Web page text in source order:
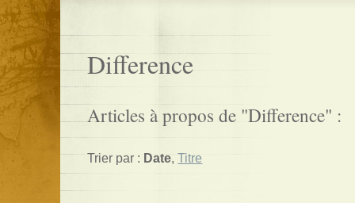
Difference
Articles à propos de "Difference" :
Trier par : Date,Titre